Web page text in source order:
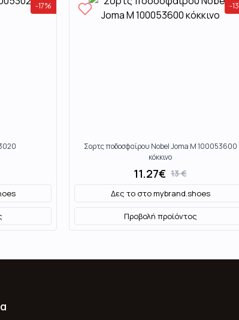
-17% -13
Σορτς ποδοσφαίρου Nobel Joma M 100053600
κόκκινο
11.27€ 13€
Δες το στοmybrand.shoes
Προβολή προϊόντος